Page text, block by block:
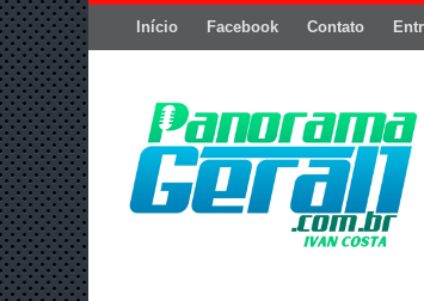
Início Facebook Contato